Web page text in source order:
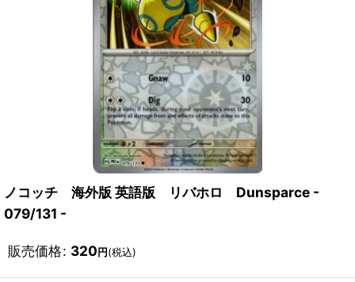
ノコッチ 海外版 英語版 リバホロ Dunsparce -
079/131 -
販売価格: 320円(税込)